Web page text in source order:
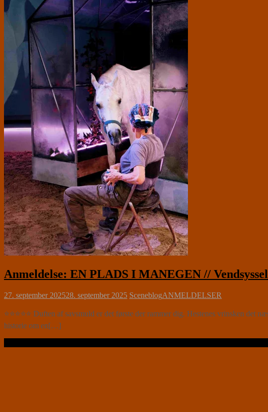
Anmeldelse: EN PLADS I MANEGEN //
27. september 202528. september 2025 SceneblogANMELDELSER
⭐⭐⭐⭐⭐ Duften af savsmuld er det første der rammer dig. Hestenes vrinsken
historie om en[…]